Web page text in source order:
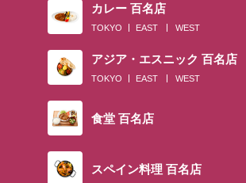
カレー 百名店
TOKYO EAST WEST
アジア・エスニック 百名店
TOKYO EAST WEST
食堂 百名店
スペイン料理 百名店